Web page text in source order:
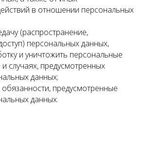
в отношении персональных
(распространение,
персональных данных,
и уничтожить персональные
случаях, предусмотренных
данных;
предусмотренные
данных.